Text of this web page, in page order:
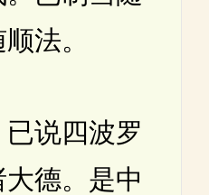
法。
说四波罗
德。是中